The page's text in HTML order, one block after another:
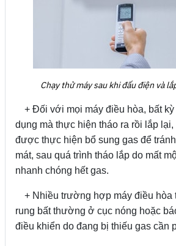
Chạy thử máy sau khi đấu điện và
+ Đối với mọi máy điều hòa, bất
dụng mà thực hiện tháo ra rồi lắp
được thực hiện bổ sung gas để
mát, sau quá trình tháo lắp do mất
nhanh chóng hết gas.
+ Nhiều trường hợp máy điều hòa
rung bất thường ở cục nóng hoặc
điều khiển do đang bị thiếu gas cần